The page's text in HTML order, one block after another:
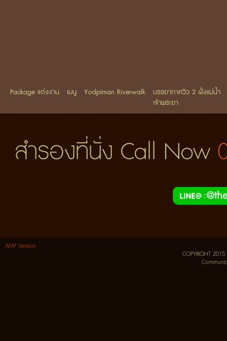
Package แต่งงาน เมนู Yodpiman Riverwalk
บรรยากาศวิว 2 ฝั่งแม่น้ำ
เจ้าพระยา
สำรองที่นั่ง Call Now
AMP Version
COPYRIGHT 2015